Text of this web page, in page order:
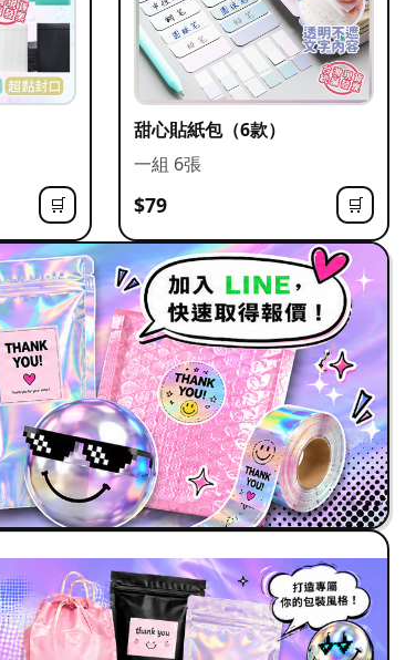
🛒
甜心貼紙包（6款）
一組 6張
$79 🛒